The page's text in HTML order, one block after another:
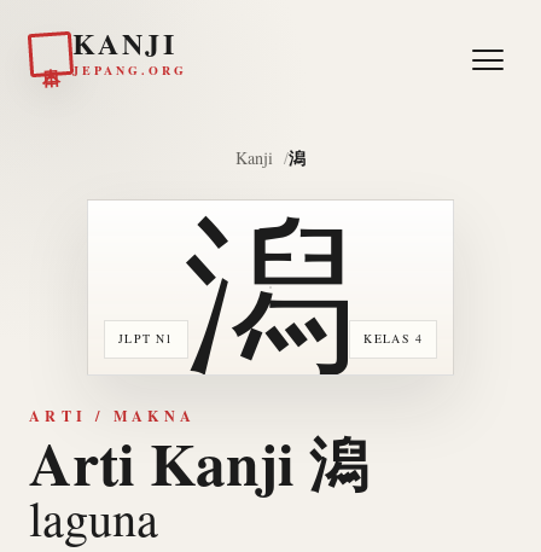
KANJI
JEPANG.ORG
Kanji 潟
JLPT N1 KELAS 4
潟
ARTI / MAKNA
Arti Kanji 潟
laguna